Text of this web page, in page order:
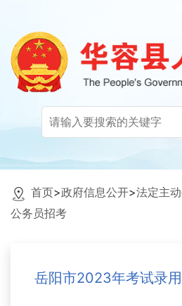
首页>政府信息公开>法定主
公务员招考
岳阳市2023年考试录